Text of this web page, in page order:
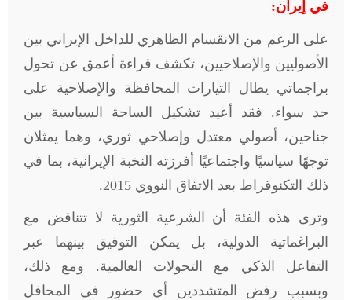
في إيران:
على الرغم من الانقسام الظاهري للداخل الإيراني بين
الأصوليين والإصلاحيين، تكشف قراءة أعمق عن تحول
براجماتي يطال التيارات المحافظة والإصلاحية على
حد سواء. فقد أعيد تشكيل الساحة السياسية بين
جناحين، أصولي معتدل وإصلاحي ثوري، وهما يمثلان
توجهًا سياسيًا واجتماعيًا أفرزته النخبة الإيرانية، بما في
ذلك التكنوقراط بعد الاتفاق النووي 2015.
وترى هذه الفئة أن الشرعية الثورية لا تتناقض مع
البراغماتية الدولية، بل يمكن التوفيق بينهما عبر
التفاعل الذكي مع التحولات العالمية. ومع ذلك،
وبسبب رفض المتشددين أي حضور في المحافل